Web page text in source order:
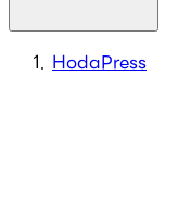
HodaPress